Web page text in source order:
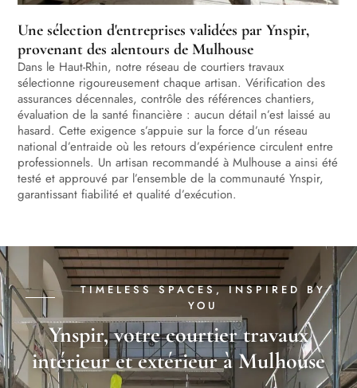
Une sélection d'entreprises validées par Ynspir,
provenant des alentours de Mulhouse
Dans le Haut-Rhin, notre réseau de courtiers travaux
sélectionne rigoureusement chaque artisan. Vérification des
assurances décennales, contrôle des références chantiers,
évaluation de la santé financière : aucun détail n’est laissé au
hasard. Cette exigence s’appuie sur la force d’un réseau
national d’entraide où les retours d’expérience circulent entre
professionnels. Un artisan recommandé à Mulhouse a ainsi été
testé et approuvé par l’ensemble de la communauté Ynspir,
garantissant fiabilité et qualité d’exécution.
TIMELESS SPACES, INSPIRED BY
YOU
Ynspir, votre courtier travaux
intérieur et extérieur à Mulhouse